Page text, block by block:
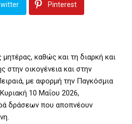
Pinterest
καθώς και τη διαρκή και
στην οικογένεια και στην
με αφορμή την Παγκόσμια
10 Μαΐου 2026,
δράσεων που αποπνέουν